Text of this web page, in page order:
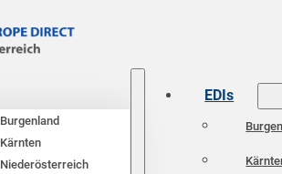
Burgenland
Kärnten
Niederösterreich
EDIs